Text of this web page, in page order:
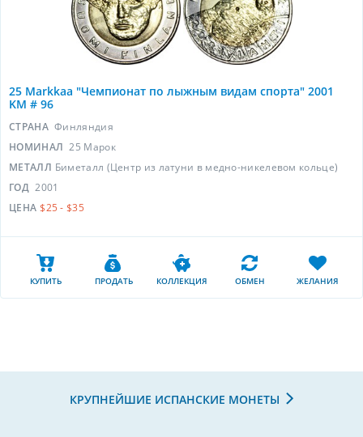
25 Markkaa "Чемпионат по лыжным видам спорта" 2001
KM # 96
СТРАНА Финляндия
НОМИНАЛ 25 Марок
МЕТАЛЛ Биметалл (Центр из латуни в медно-никелевом кольце)
ГОД 2001
ЦЕНА $25 - $35
КУПИТЬ ПРОДАТЬ КОЛЛЕКЦИЯ ОБМЕН ЖЕЛАНИЯ
КРУПНЕЙШИЕ ИСПАНСКИЕ МОНЕТЫ